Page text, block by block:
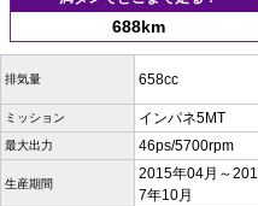
688km
排気量 658cc
ミッション インパネ5MT
最大出力 46ps/5700rpm
生産期間
2015年04月～201
7年10月